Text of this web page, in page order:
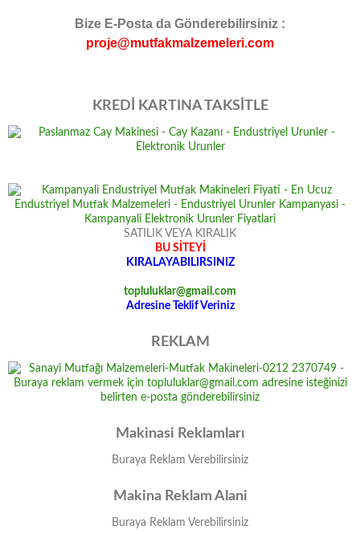
Bize E-Posta da Gönderebilirsiniz :
proje@mutfakmalzemeleri.com
KREDİ KARTINA TAKSİTLE
SATILIK VEYA KIRALIK
BU SİTEYİ
KIRALAYABILIRSINIZ
topluluklar@gmail.com
Adresine Teklif Veriniz
REKLAM
Makinasi Reklamları
Buraya Reklam Verebilirsiniz
Makina Reklam Alani
Buraya Reklam Verebilirsiniz